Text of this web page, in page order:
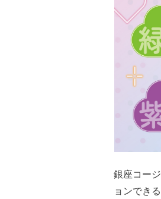
銀座コー
ョンでき